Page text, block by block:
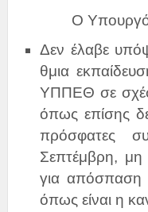
Ο Υπουργός
Δεν έλαβε
θμια
ΥΠΠΕΘ σε
όπως επίσης
πρόσφατες
Σεπτέμβρη,
για
όπως είναι η